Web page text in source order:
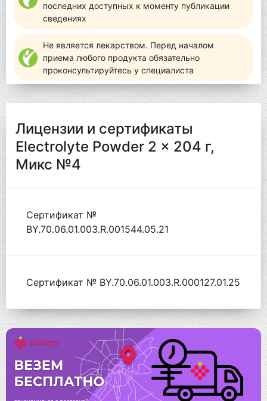
последних доступных к моменту публикации
сведениях
Не является лекарством. Перед началом
приема любого продукта обязательно
проконсультируйтесь у специалиста
Лицензии и сертификаты
Electrolyte Powder 2 x 204 г,
Микс №4
Сертификат №
BY.70.06.01.003.R.001544.05.21
Сертификат № BY.70.06.01.003.R.000127.01.25